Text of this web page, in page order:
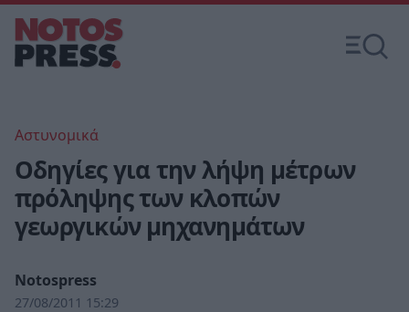
Αστυνομικά
Οδηγίες για την λήψη μέτρων
πρόληψης των κλοπών
γεωργικών μηχανημάτων
Notospress
27/08/2011 15:29